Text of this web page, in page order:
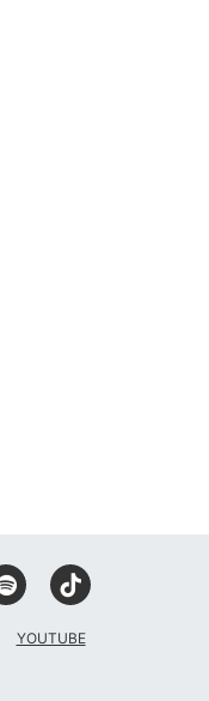
YOUTUBE